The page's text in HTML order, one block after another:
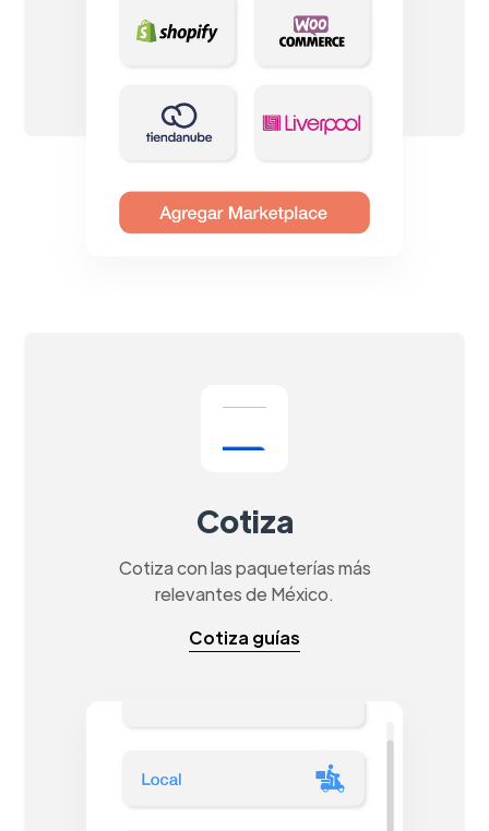
Cotiza
Cotiza con las paqueterías más
relevantes de México.
Cotiza guías